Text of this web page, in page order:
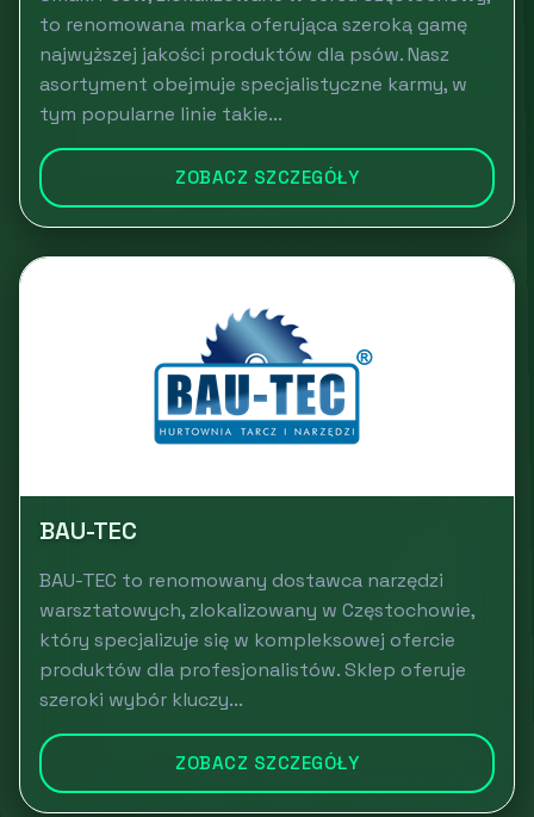
to renomowana marka oferująca szeroką gamę
najwyższej jakości produktów dla psów. Nasz
asortyment obejmuje specjalistyczne karmy, w
tym popularne linie takie...
ZOBACZ SZCZEGÓŁY
BAU-TEC
BAU-TEC to renomowany dostawca narzędzi
warsztatowych, zlokalizowany w Częstochowie,
który specjalizuje się w kompleksowej ofercie
produktów dla profesjonalistów. Sklep oferuje
szeroki wybór kluczy...
ZOBACZ SZCZEGÓŁY